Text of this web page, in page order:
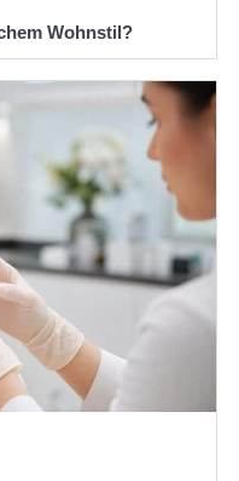
Wohnstil?